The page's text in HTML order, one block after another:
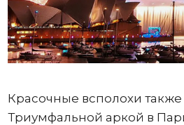
Красочные всполохи
Триумфальной аркой в